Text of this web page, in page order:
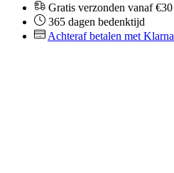
Gratis verzonden vanaf €30
365 dagen bedenktijd
Achteraf betalen met Klarna